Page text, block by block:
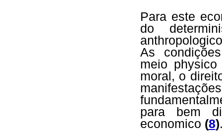
Para este
do
As
meio
moral, o
para bem
economico (8)